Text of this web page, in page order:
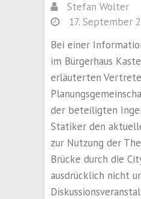
Stefan Wolter
17. September
Bei einer
im Bürgerhaus
erläuterten
der beteiligten
Statiker den
zur Nutzung der
Brücke durch die
ausdrücklich nicht